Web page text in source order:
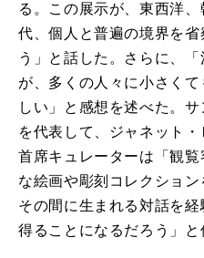
る。この展示が、東西洋
代、個人と普遍の境界を
う」と話した。さらに、
が、多くの人々に小さく
しい」と感想を述べた。
を代表して、ジャネット
首席キュレーターは「観
な絵画や彫刻コレクション
その間に生まれる対話を
得ることになるだろう」と